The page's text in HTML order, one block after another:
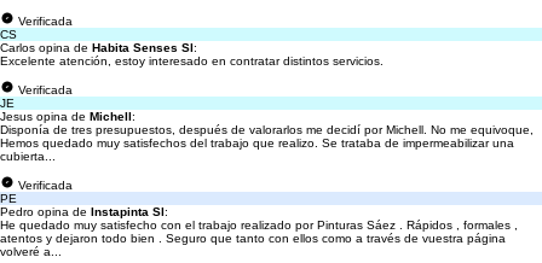
Verificada
CS
Carlos opina de Habita Senses Sl:
Excelente atención, estoy interesado en contratar distintos servicios.
Verificada
JE
Jesus opina de Michell:
Disponía de tres presupuestos, después de valorarlos me decidí por Michell. No me equivoque,
Hemos quedado muy satisfechos del trabajo que realizo. Se trataba de impermeabilizar una
cubierta...
Verificada
PE
Pedro opina de Instapinta Sl:
He quedado muy satisfecho con el trabajo realizado por Pinturas Sáez . Rápidos , formales ,
atentos y dejaron todo bien . Seguro que tanto con ellos como a través de vuestra página
volveré a...